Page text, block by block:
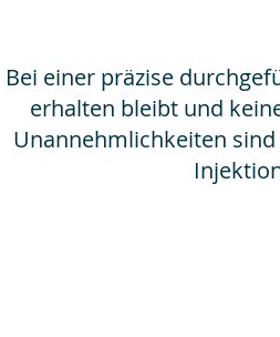
Bei einer präzise
erhalten bleibt und
Unannehmlichkeiten